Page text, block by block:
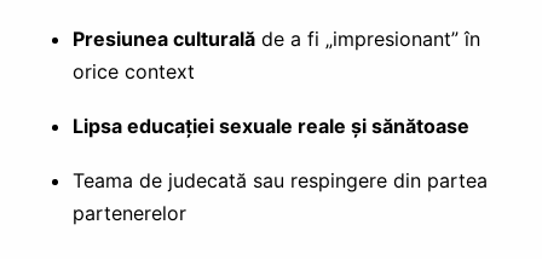
Presiunea culturalăde a fi „impresionant” în
orice context
Lipsa educației sexuale reale și sănătoase
Teama de judecată sau respingere din partea
partenerelor